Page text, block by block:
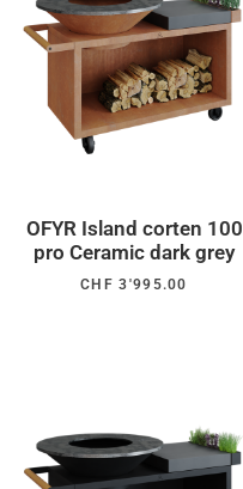
OFYR Island corten 100
pro Ceramic dark grey
CHF 3'995.00